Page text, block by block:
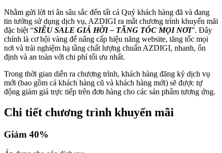
Nhằm gửi lời tri ân sâu sắc đến tất cả Quý khách hàng đã và đang
tin tưởng sử dụng dịch vụ, AZDIGI ra mắt chương trình khuyến mãi
đặc biệt “SIÊU SALE GIÁ HỜI – TĂNG TỐC MỌI NƠI”. Đây
chính là cơ hội vàng để nâng cấp hiệu năng website, tăng tốc mọi
nơi và trải nghiệm hạ tầng chất lượng chuẩn AZDIGI, nhanh, ổn
định và an toàn với chi phí tối ưu nhất.
Trong thời gian diễn ra chương trình, khách hàng đăng ký dịch vụ
mới (bao gồm cả khách hàng cũ và khách hàng mới) sẽ được tự
động giảm giá trực tiếp trên đơn hàng cho các sản phẩm tương ứng.
Chi tiết chương trình khuyến mãi
Giảm 40%